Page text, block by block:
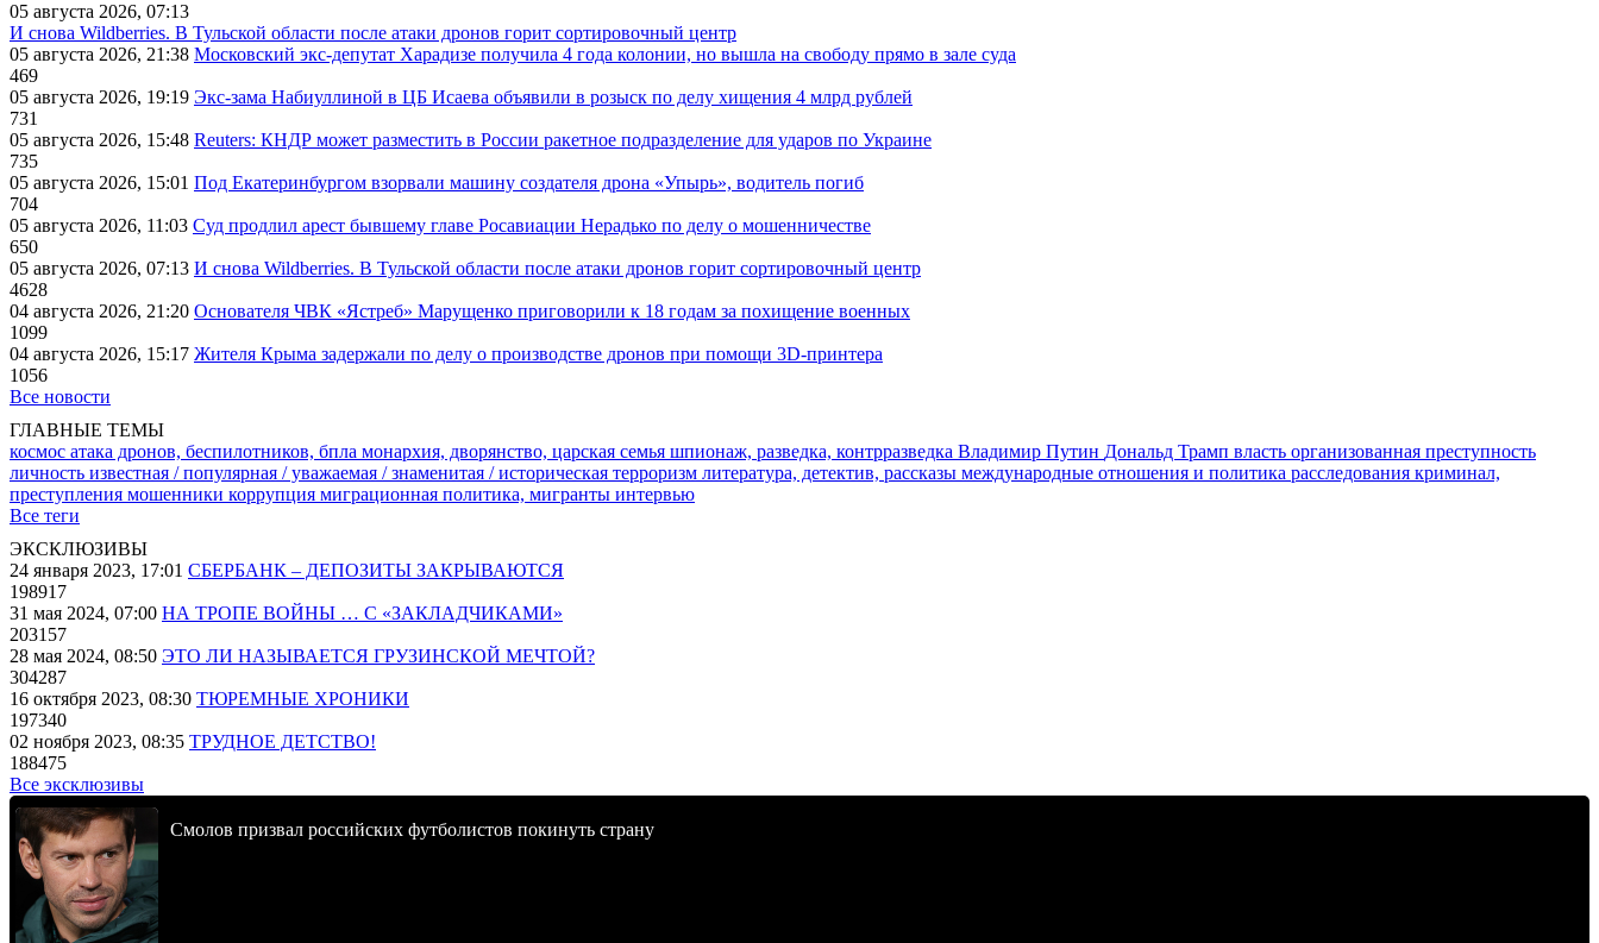
05 августа 2026, 07:13
И снова Wildberries. В Тульской области после атаки дронов горит сортировочный центр
05 августа 2026, 21:38 Московский экс-депутат Харадизе получила 4 года колонии, но вышла на свободу прямо в зале суда
469
05 августа 2026, 19:19 Экс-зама Набиуллиной в ЦБ Исаева объявили в розыск по делу хищения 4 млрд рублей
731
05 августа 2026, 15:48 Reuters: КНДР может разместить в России ракетное подразделение для ударов по Украине
735
05 августа 2026, 15:01 Под Екатеринбургом взорвали машину создателя дрона «Упырь», водитель погиб
704
05 августа 2026, 11:03 Суд продлил арест бывшему главе Росавиации Нерадько по делу о мошенничестве
650
05 августа 2026, 07:13 И снова Wildberries. В Тульской области после атаки дронов горит сортировочный центр
4628
04 августа 2026, 21:20 Основателя ЧВК «Ястреб» Марущенко приговорили к 18 годам за похищение военных
1099
04 августа 2026, 15:17 Жителя Крыма задержали по делу о производстве дронов при помощи 3D‑принтера
1056
Все новости
ГЛАВНЫЕ ТЕМЫ
космос атака дронов, беспилотников, бпла монархия, дворянство, царская семья шпионаж, разведка, контрразведка Владимир Путин Дональд Трамп власть организованная преступность
личность известная / популярная / уважаемая / знаменитая / историческая терроризм литература, детектив, рассказы международные отношения и политика расследования криминал,
преступления мошенники коррупция миграционная политика, мигранты интервью
Все теги
ЭКСКЛЮЗИВЫ
24 января 2023, 17:01 СБЕРБАНК – ДЕПОЗИТЫ ЗАКРЫВАЮТСЯ
198917
31 мая 2024, 07:00 НА ТРОПЕ ВОЙНЫ … С «ЗАКЛАДЧИКАМИ»
203157
28 мая 2024, 08:50 ЭТО ЛИ НАЗЫВАЕТСЯ ГРУЗИНСКОЙ МЕЧТОЙ?
304287
16 октября 2023, 08:30 ТЮРЕМНЫЕ ХРОНИКИ
197340
02 ноября 2023, 08:35 ТРУДНОЕ ДЕТСТВО!
188475
Все эксклюзивы
Смолов призвал российских футболистов покинуть страну